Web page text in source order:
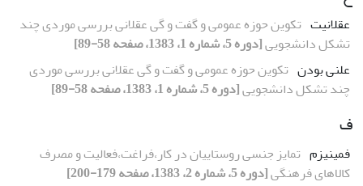
عقلانیت تکوین حوزه عمومی و گفت و گی عقلانی بررسی موردی چند
تشکل دانشجویی[دوره 5، شماره 1، 1383، صفحه 58-89]
علنی بودن تکوین حوزه عمومی و گفت و گی عقلانی بررسی موردی
چند تشکل دانشجویی[دوره 5، شماره 1، 1383، صفحه 58-89]
ف
فمینیزم تمایز جنسی روستاییان در کار،فراغت،فعالیت و مصرف
کالاهای فرهنگی[دوره 5، شماره 2، 1383، صفحه 179-200]